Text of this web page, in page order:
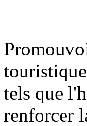
tels que
renforcer